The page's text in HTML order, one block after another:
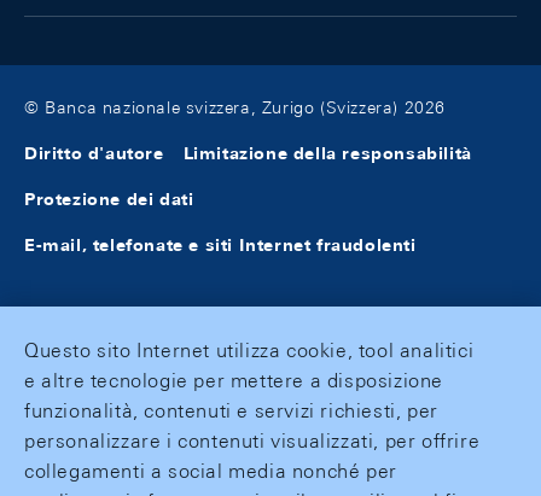
© Banca nazionale svizzera, Zurigo (Svizzera) 2026
Diritto d'autore Limitazione della responsabilità
Protezione dei dati
E-mail, telefonate e siti Internet fraudolenti
Questo sito Internet utilizza cookie, tool analitici
e altre tecnologie per mettere a disposizione
funzionalità, contenuti e servizi richiesti, per
personalizzare i contenuti visualizzati, per offrire
collegamenti a social media nonché per